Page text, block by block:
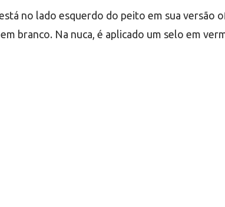
no lado esquerdo do peito em sua versão
branco. Na nuca, é aplicado um selo em